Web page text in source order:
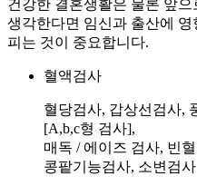
건강한 결혼생활은 물론 앞으
생각한다면 임신과 출산에
피는 것이 중요합니다.
혈액검사
혈당검사, 갑상선검사,
[A,b,c형 검사],
매독 / 에이즈 검사, 빈
콩팥기능검사, 소변검사